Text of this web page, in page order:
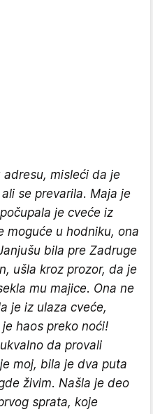
adresu, misleći da je
se prevarila. Maja je
je cveće iz
moguće u hodniku, ona
bila pre Zadruge
ušla kroz prozor, da je
mu majice. Ona ne
je iz ulaza cveće,
haos preko noći!
da provali
moj, bila je dva puta
živim. Našla je deo
sprata, koje